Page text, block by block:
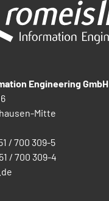
Engineering GmbH
Mitte
/ 700 309-5
/ 700 309-4